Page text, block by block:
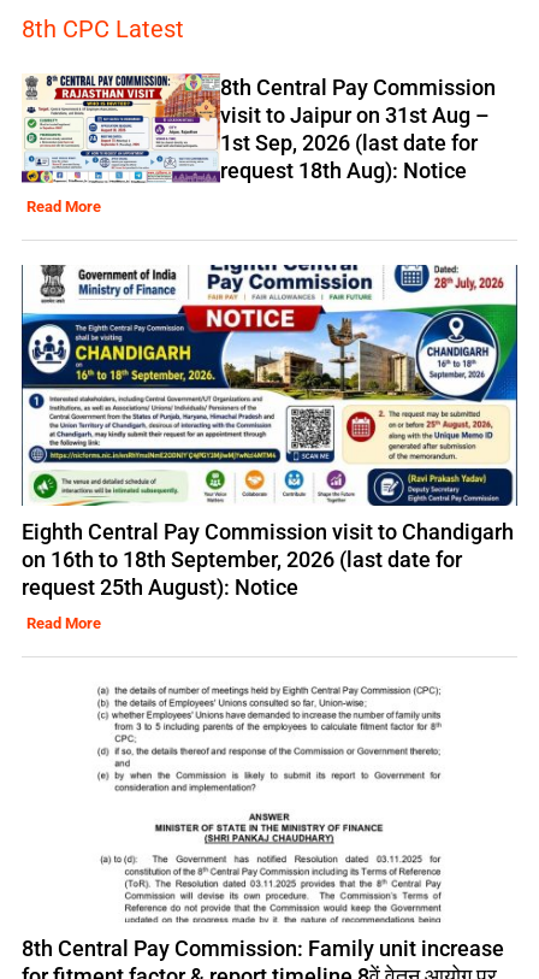
8th CPC Latest
8th Central Pay Commission
visit to Jaipur on 31st Aug –
1st Sep, 2026 (last date for
request 18th Aug): Notice
Read More
Eighth Central Pay Commission visit to Chandigarh
on 16th to 18th September, 2026 (last date for
request 25th August): Notice
Read More
8th Central Pay Commission: Family unit increase